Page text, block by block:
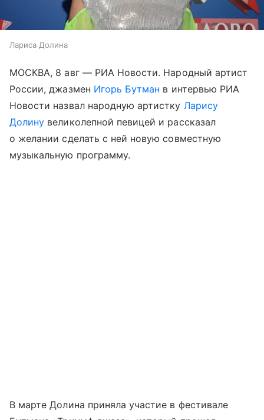
Лариса Долина
МОСКВА, 8 авг — РИА Новости. Народный артист
России, джазмен Игорь Бутман в интервью РИА
Новости назвал народную артистку Ларису
Долину великолепной певицей и рассказал
о желании сделать с ней новую совместную
музыкальную программу.
В марте Долина приняла участие в фестивале